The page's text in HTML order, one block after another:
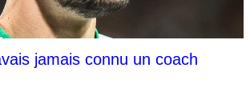
jamais connu un coach